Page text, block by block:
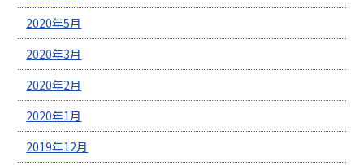
2020年5月
2020年3月
2020年2月
2020年1月
2019年12月